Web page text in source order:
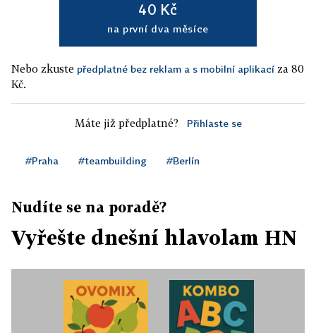
40 Kč
na první dva měsíce
Nebo zkuste předplatné bez reklam a s mobilní aplikací za 80
Kč.
Máte již předplatné? Přihlaste se
#Praha #teambuilding #Berlín
Nudíte se na poradě?
Vyřešte dnešní hlavolam HN